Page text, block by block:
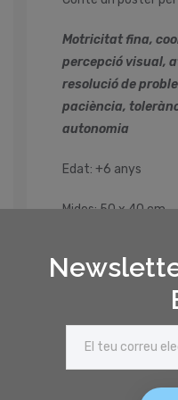
Motricitat fina,
percepció visual,
resolució de
paciència,
autonomia
Edat: +6 anys
Mides: 50 x 40 cm
Un producte amb